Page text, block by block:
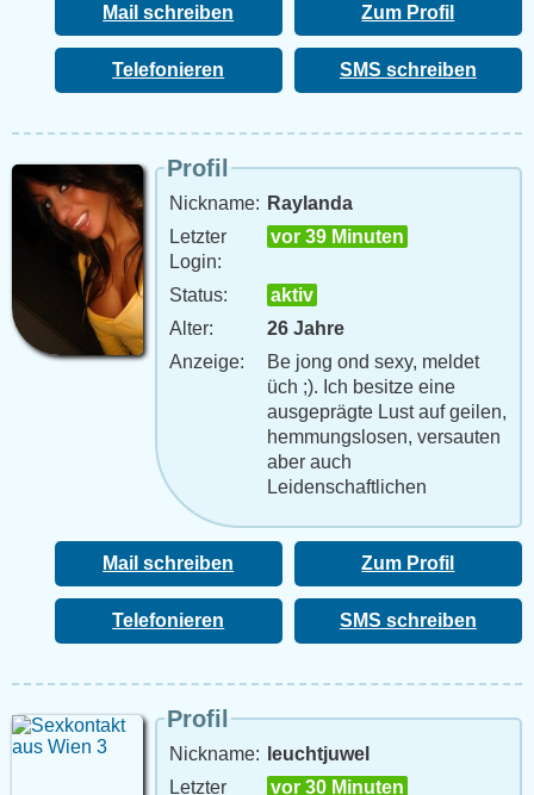
Zum Profil
Mail schreiben
SMS schreiben
Telefonieren
Profil
Nickname: Raylanda
Letzter
Login:
vor 39 Minuten
Status:
aktiv
Alter:
26 Jahre
Anzeige:
Be jong ond sexy, meldet
üch ;). Ich besitze eine
ausgeprägte Lust auf geilen,
hemmungslosen, versauten
aber auch
Leidenschaftlichen
Zum Profil
Mail schreiben
SMS schreiben
Telefonieren
Profil
Nickname:
leuchtjuwel
Letzter
vor 30 Minuten